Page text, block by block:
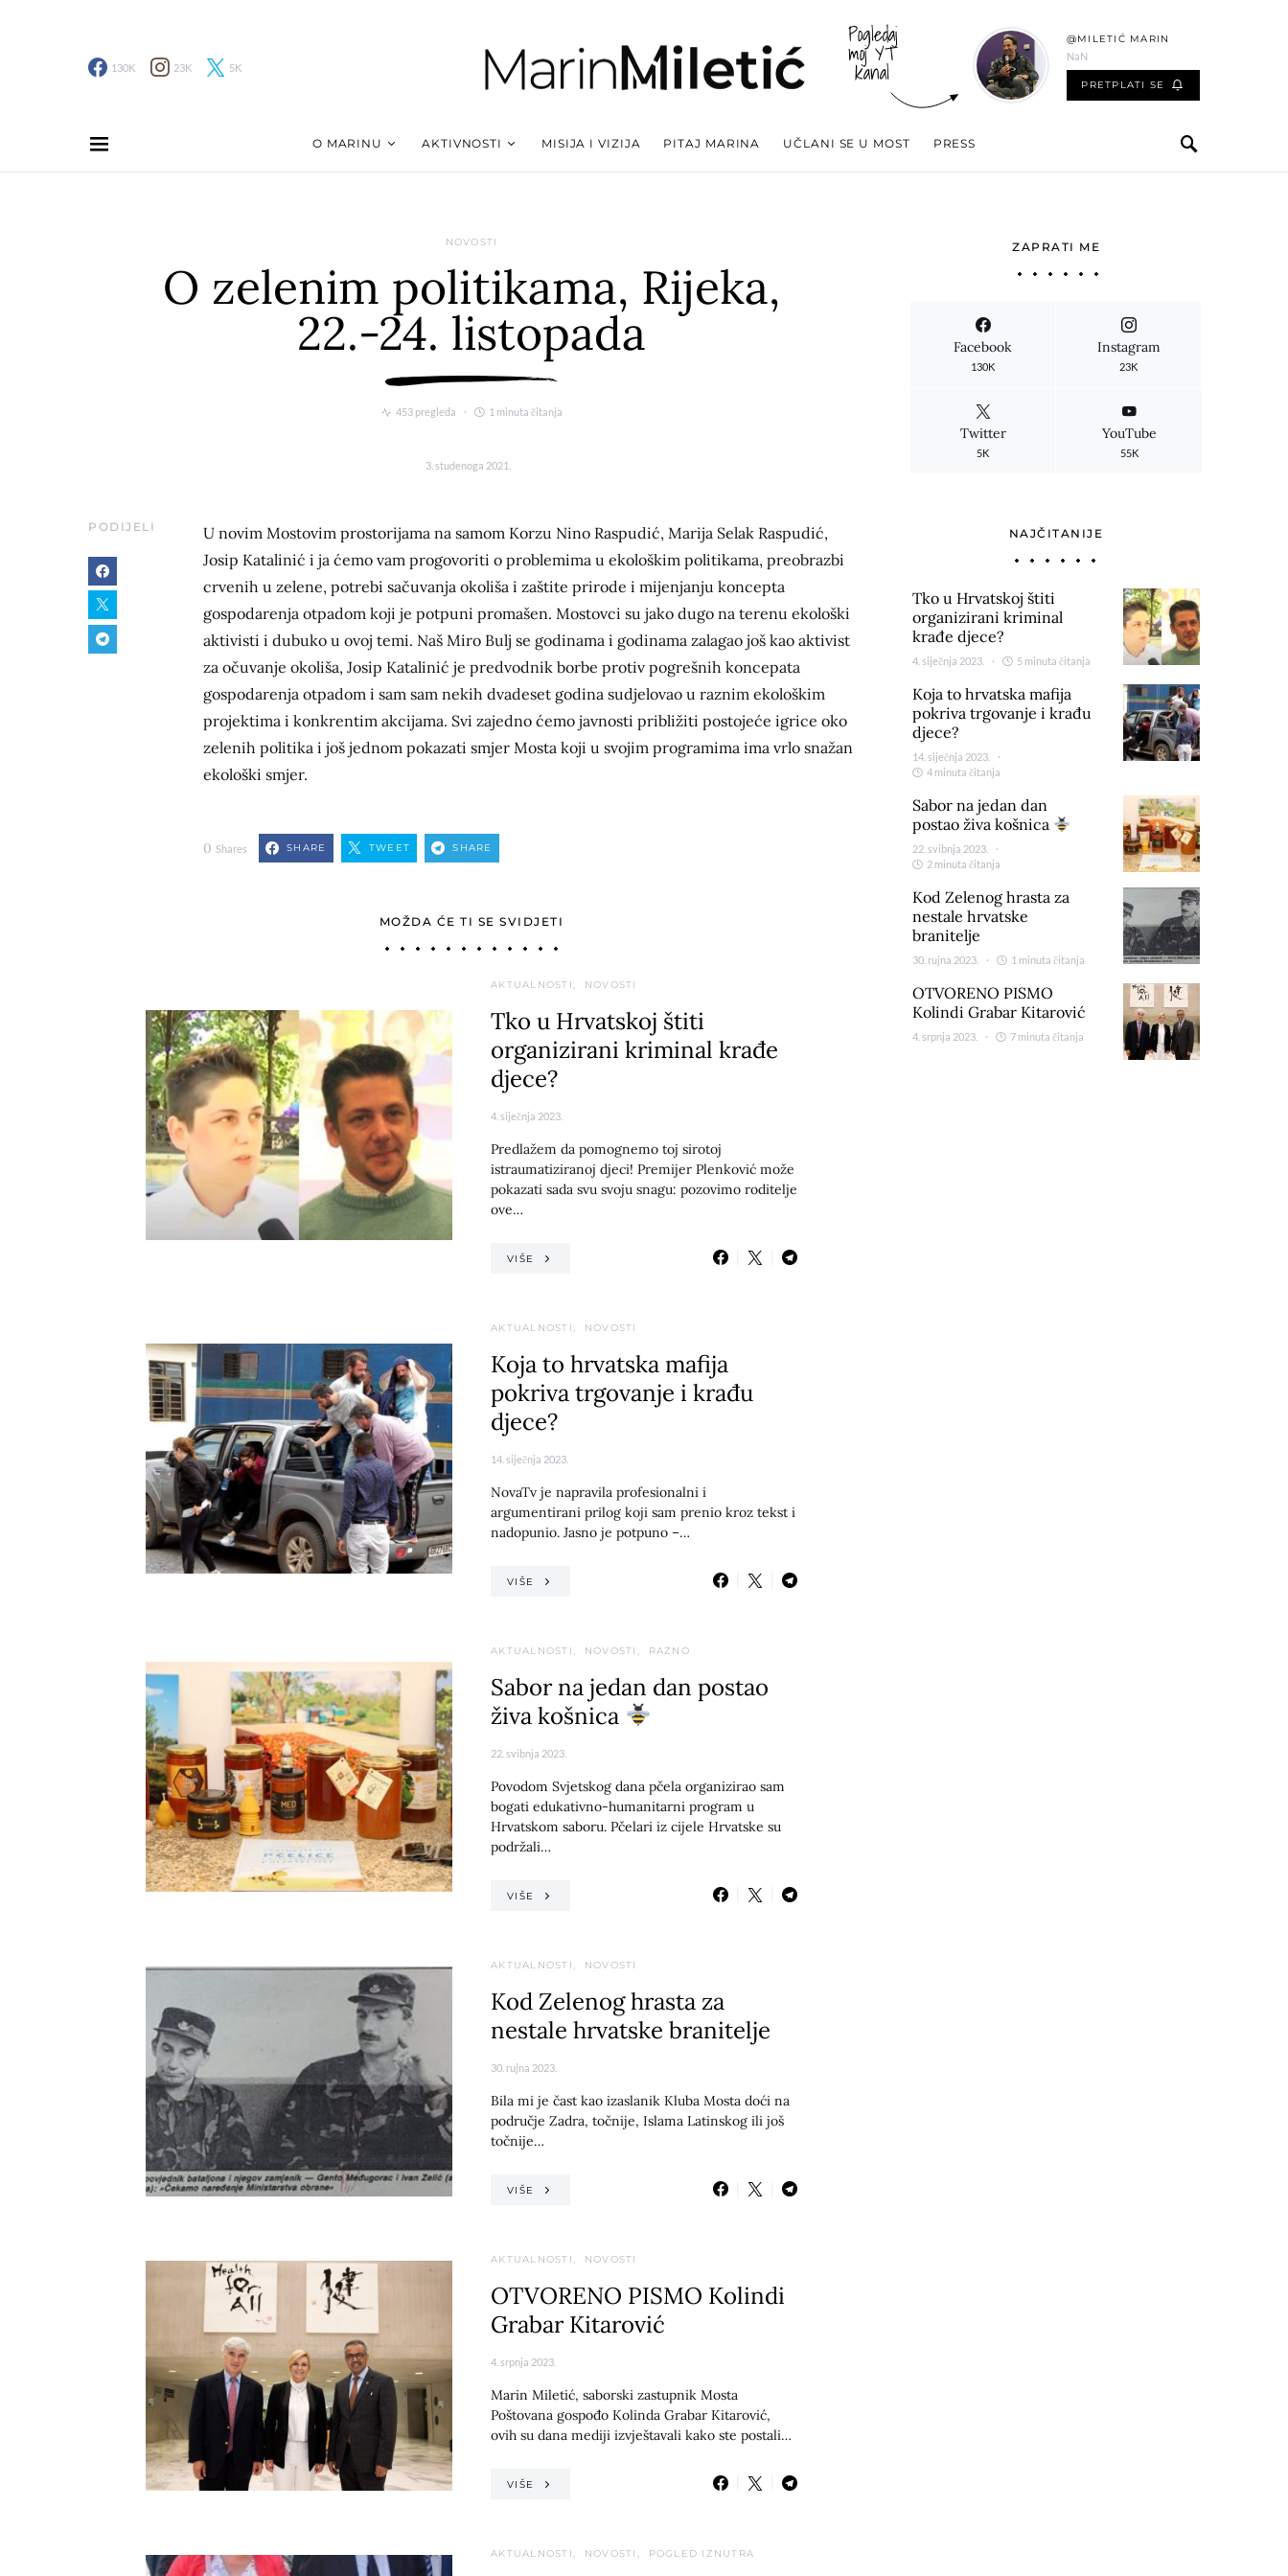
130K 23K 5K
Pogledaj
moj YT
kanal
@MILETIĆ MARIN
NaN
PRETPLATI SE
O MARINU AKTIVNOSTI MISIJA I VIZIJA PITAJ MARINA UČLANI SE U MOST PRESS
NOVOSTI
O zelenim politikama, Rijeka,
22.-24. listopada
453 pregleda 1 minuta čitanja
3. studenoga 2021.
PODIJELI
U novim Mostovim prostorijama na samom Korzu Nino Raspudić, Marija Selak Raspudić,
Josip Katalinić i ja ćemo vam progovoriti o problemima u ekološkim politikama, preobrazbi
crvenih u zelene, potrebi sačuvanja okoliša i zaštite prirode i mijenjanju koncepta
gospodarenja otpadom koji je potpuni promašen. Mostovci su jako dugo na terenu ekološki
aktivisti i dubuko u ovoj temi. Naš Miro Bulj se godinama i godinama zalagao još kao aktivist
za očuvanje okoliša, Josip Katalinić je predvodnik borbe protiv pogrešnih koncepata
gospodarenja otpadom i sam sam nekih dvadeset godina sudjelovao u raznim ekološkim
projektima i konkrentim akcijama. Svi zajedno ćemo javnosti približiti postojeće igrice oko
zelenih politika i još jednom pokazati smjer Mosta koji u svojim programima ima vrlo snažan
ekološki smjer.
0 Shares SHARE TWEET SHARE
MOŽDA ĆE TI SE SVIDJETI
AKTUALNOSTI NOVOSTI
Tko u Hrvatskoj štiti
organizirani kriminal krađe
djece?
4. siječnja 2023.
Predlažem da pomognemo toj sirotoj
istraumatiziranoj djeci! Premijer Plenković može
pokazati sada svu svoju snagu: pozovimo roditelje
ove…
VIŠE
AKTUALNOSTI NOVOSTI
Koja to hrvatska mafija
pokriva trgovanje i krađu
djece?
14. siječnja 2023.
NovaTv je napravila profesionalni i
argumentirani prilog koji sam prenio kroz tekst i
nadopunio. Jasno je potpuno –…
VIŠE
AKTUALNOSTI NOVOSTI RAZNO
Sabor na jedan dan postao
živa košnica
22. svibnja 2023.
Povodom Svjetskog dana pčela organizirao sam
bogati edukativno-humanitarni program u
Hrvatskom saboru. Pčelari iz cijele Hrvatske su
podržali…
VIŠE
AKTUALNOSTI NOVOSTI
Kod Zelenog hrasta za
nestale hrvatske branitelje
30. rujna 2023.
Bila mi je čast kao izaslanik Kluba Mosta doći na
područje Zadra, točnije, Islama Latinskog ili još
točnije…
VIŠE
AKTUALNOSTI NOVOSTI
OTVORENO PISMO Kolindi
Grabar Kitarović
4. srpnja 2023.
Marin Miletić, saborski zastupnik Mosta
Poštovana gospođo Kolinda Grabar Kitarović,
ovih su dana mediji izvještavali kako ste postali…
VIŠE
AKTUALNOSTI NOVOSTI POGLED IZNUTRA
ZAPRATI ME
Facebook
130K
Instagram
23K
Twitter
5K
YouTube
55K
NAJČITANIJE
Tko u Hrvatskoj štiti
organizirani kriminal
krađe djece?
4. siječnja 2023. 5 minuta čitanja
Koja to hrvatska mafija
pokriva trgovanje i krađu
djece?
14. siječnja 2023.
4 minuta čitanja
Sabor na jedan dan
postao živa košnica
22. svibnja 2023.
2 minuta čitanja
Kod Zelenog hrasta za
nestale hrvatske
branitelje
30. rujna 2023. 1 minuta čitanja
OTVORENO PISMO
Kolindi Grabar Kitarović
4. srpnja 2023. 7 minuta čitanja